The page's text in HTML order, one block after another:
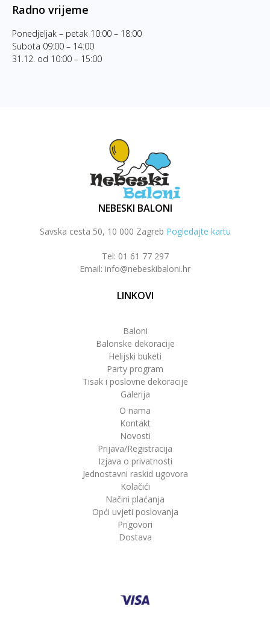
Radno vrijeme
Ponedjeljak – petak 10:00 – 18:00
Subota 09:00 – 14:00
31.12. od 10:00 – 15:00
NEBESKI BALONI
Savska cesta 50, 10 000 Zagreb Pogledajte kartu
Tel: 01 61 77 297
Email: info@nebeskibaloni.hr
LINKOVI
Baloni
Balonske dekoracije
Helijski buketi
Party program
Tisak i poslovne dekoracije
Galerija
O nama
Kontakt
Novosti
Prijava/Registracija
Izjava o privatnosti
Jednostavni raskid ugovora
Kolačići
Načini plaćanja
Opći uvjeti poslovanja
Prigovori
Dostava